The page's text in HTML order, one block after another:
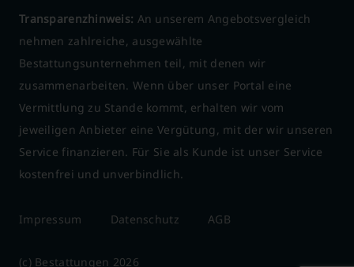
Transparenzhinweis: An unserem Angebotsvergleich
nehmen zahlreiche, ausgewählte
Bestattungsunternehmen teil, mit denen wir
zusammenarbeiten. Wenn über unser Portal eine
Vermittlung zu Stande kommt, erhalten wir vom
jeweiligen Anbieter eine Vergütung, mit der wir unseren
Service finanzieren. Für Sie als Kunde ist unser Service
kostenfrei und unverbindlich.
Impressum Datenschutz AGB
(c) Bestattungen 2026